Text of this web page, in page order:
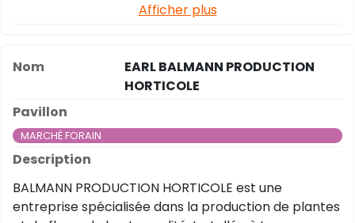
Afficher plus
EARL BALMANN PRODUCTION
HORTICOLE
MARCHÉ FORAIN
BALMANN PRODUCTION HORTICOLE est une
entreprise spécialisée dans la production de plantes